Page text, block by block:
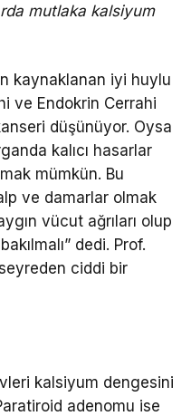
mutlaka kalsiyum
kaynaklanan iyi huylu
ve Endokrin Cerrahi
düşünüyor. Oysa
kalıcı hasarlar
mümkün. Bu
ve damarlar olmak
vücut ağrıları olup
dedi. Prof.
ciddi bir
kalsiyum dengesini
adenomu ise